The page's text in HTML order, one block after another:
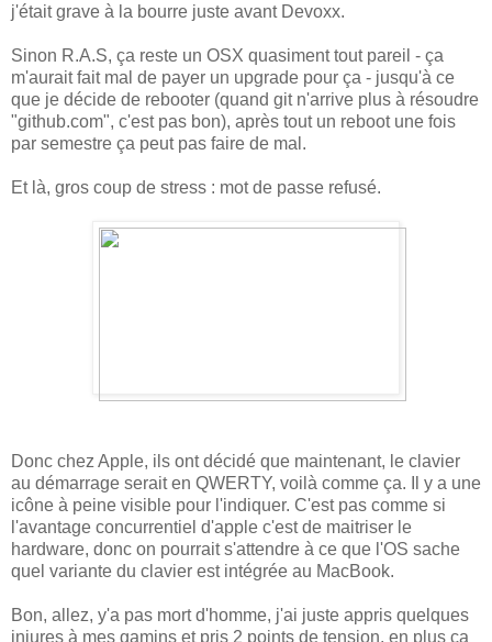
j'était grave à la bourre juste avant Devoxx.
Sinon R.A.S, ça reste un OSX quasiment tout pareil - ça
m'aurait fait mal de payer un upgrade pour ça - jusqu'à ce
que je décide de rebooter (quand git n'arrive plus à résoudre
"github.com", c'est pas bon), après tout un reboot une fois
par semestre ça peut pas faire de mal.
Et là, gros coup de stress : mot de passe refusé.
Donc chez Apple, ils ont décidé que maintenant, le clavier
au démarrage serait en QWERTY, voilà comme ça. Il y a une
icône à peine visible pour l'indiquer. C'est pas comme si
l'avantage concurrentiel d'apple c'est de maitriser le
hardware, donc on pourrait s'attendre à ce que l'OS sache
quel variante du clavier est intégrée au MacBook.
Bon, allez, y'a pas mort d'homme, j'ai juste appris quelques
injures à mes gamins et pris 2 points de tension, en plus ça